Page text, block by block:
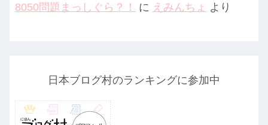
8050問題まっしぐら？！ に えみんちょ より
日本ブログ村のランキングに参加中